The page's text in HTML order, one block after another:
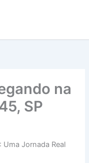
na
SP
Jornada Real